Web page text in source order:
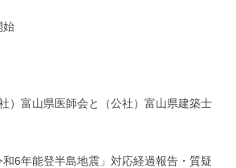
富山県医師会と（公社）富山県建築士
6年能登半島地震」対応経過報告・質疑